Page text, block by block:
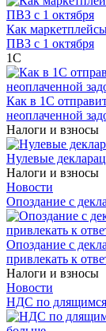
Как
ПВЗ с 1 октября
1С
Как в 1С
неоплаченной
Налоги и взносы
Нулевые
Налоги и взносы
Новости
Опоздание с
Опоздание с
привлекать к
Налоги и взносы
Новости
НДС по длящимся